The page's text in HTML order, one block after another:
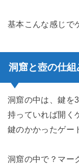
基本こんな感じで
洞窟と壺の仕組
洞窟の中は、鍵を
持っていれば開く
鍵のかかったゲー
洞窟の中で？マー